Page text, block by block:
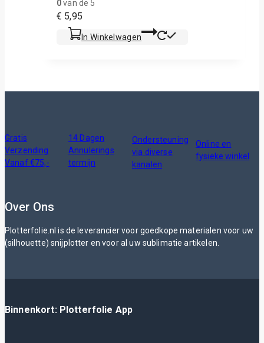
0van de 5
€ 5,95
In Winkelwagen
Gratis
Verzending
Vanaf €75,-
14 Dagen
Annulerings
termijn
Ondersteuning
via diverse
kanalen
Online en
fysieke winkel
Over Ons
Plotterfolie.nl is de leverancier voor goedkope materialen voor uw
(silhouette) snijplotter en voor al uw sublimatie artikelen.
Binnenkort: Plotterfolie App